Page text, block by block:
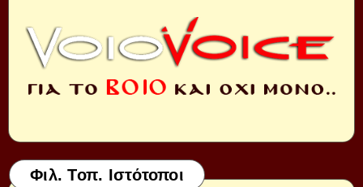
Φιλ. Τοπ. Ιστότοποι